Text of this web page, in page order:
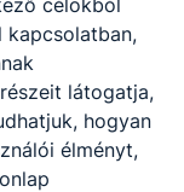
kapcsolatban,
látogatja,
hogyan
élményt,